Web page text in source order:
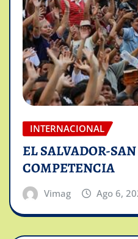
INTERNACIONAL
EL SALVADOR-
COMPETENCIA
Vimag Ago 6,